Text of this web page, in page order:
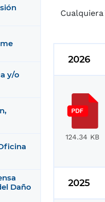
y/o
Daño
2026
124.34 KB
2025